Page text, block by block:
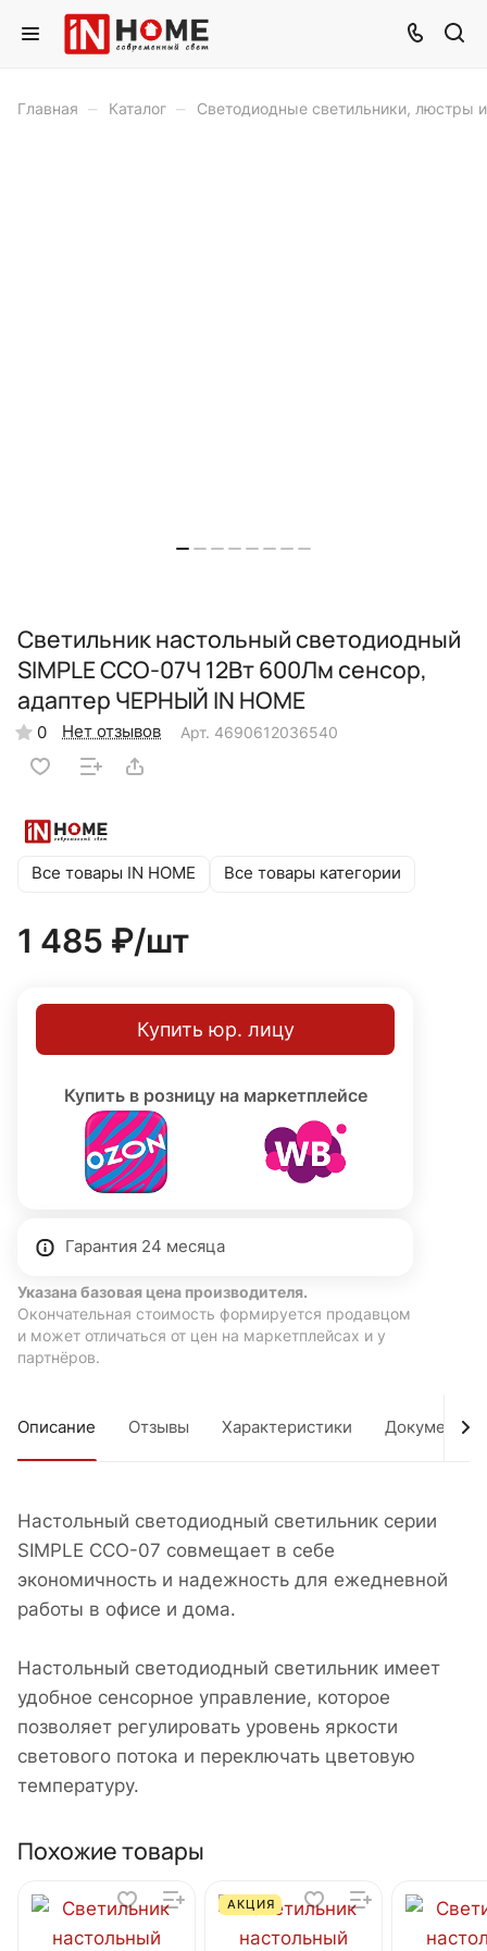
Главная – Каталог – Светодиодные светильники, люстры
Светильник настольный светодиодный
SIMPLE ССО-07Ч 12Вт 600Лм сенсор,
адаптер ЧЕРНЫЙ IN HOME
0 Нет отзывов Арт. 4690612036540
Все товары IN HOME Все товары категории
1 485 ₽/шт
Купить юр. лицу
Купить в розницу на маркетплейсе
Гарантия 24 месяца
Указана базовая цена производителя.
Окончательная стоимость формируется продавцом
и может отличаться от цен на маркетплейсах и у
партнёров.
Описание Отзывы Характеристики Документы
Настольный светодиодный светильник серии
SIMPLE ССО-07 совмещает в себе
экономичность и надежность для ежедневной
работы в офисе и дома.
Настольный светодиодный светильник имеет
удобное сенсорное управление, которое
позволяет регулировать уровень яркости
светового потока и переключать цветовую
температуру.
Похожие товары
АКЦИЯ